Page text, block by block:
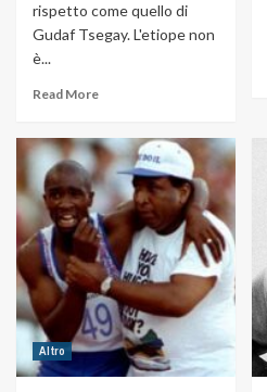
rispetto come quello di
Gudaf Tsegay. L'etiope non
è...
Read More
Altro